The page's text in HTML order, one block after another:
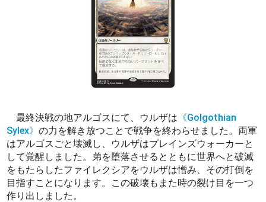
最終決戦の地アルゴスにて、ウルザは 《Golgothian
Sylex》の力を解き放つことで戦争を終わらせました。両軍
はアルゴスごと壊滅し、ウルザはプレインズウォーカーと
して覚醒しました。弟を堕落させるとともに世界へと破滅
をもたらしたファイレクシアをウルザは憎み、その打倒を
目指すことになります。この破壊もまた時の裂け目を一つ
作り出しました。